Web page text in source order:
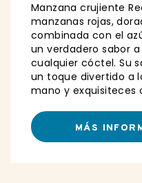
Manzana crujiente
manzanas rojas,
combinada con el
un verdadero sabor
cualquier cóctel. Su
un toque divertido a
mano y exquisiteces
MÁS